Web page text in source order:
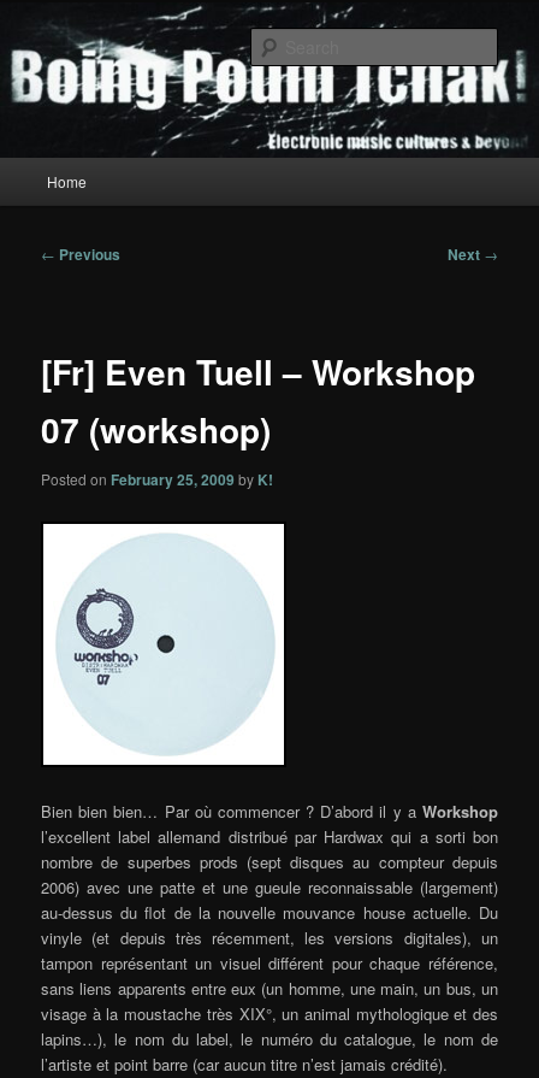
primary
contentBoing Poum Tchak!
Home
Post
← Previous Next →
[Fr] Even Tuell – Workshop
07 (workshop)
Posted on February 25, 2009 by K!
Bien bien bien… Par où commencer ? D’abord il y a Workshop
l’excellent label allemand distribué par Hardwax qui a sorti bon
nombre de superbes prods (sept disques au compteur depuis
2006) avec une patte et une gueule reconnaissable (largement)
au-dessus du flot de la nouvelle mouvance house actuelle. Du
vinyle (et depuis très récemment, les versions digitales), un
tampon représentant un visuel différent pour chaque référence,
sans liens apparents entre eux (un homme, une main, un bus, un
visage à la moustache très XIX°, un animal mythologique et des
lapins…), le nom du label, le numéro du catalogue, le nom de
l’artiste et point barre (car aucun titre n’est jamais crédité).